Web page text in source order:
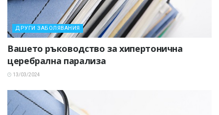
ДРУГИ ЗАБОЛЯВАНИЯ
Вашето ръководство за хипертонична
церебрална парализа
13/03/2024